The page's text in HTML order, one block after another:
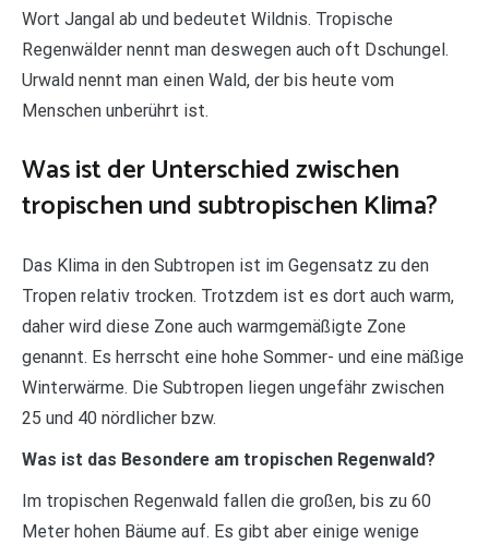
Wort Jangal ab und bedeutet Wildnis. Tropische
Regenwälder nennt man deswegen auch oft Dschungel.
Urwald nennt man einen Wald, der bis heute vom
Menschen unberührt ist.
Was ist der Unterschied zwischen
tropischen und subtropischen Klima?
Das Klima in den Subtropen ist im Gegensatz zu den
Tropen relativ trocken. Trotzdem ist es dort auch warm,
daher wird diese Zone auch warmgemäßigte Zone
genannt. Es herrscht eine hohe Sommer- und eine mäßige
Winterwärme. Die Subtropen liegen ungefähr zwischen
25 und 40 nördlicher bzw.
Was ist das Besondere am tropischen Regenwald?
Im tropischen Regenwald fallen die großen, bis zu 60
Meter hohen Bäume auf. Es gibt aber einige wenige